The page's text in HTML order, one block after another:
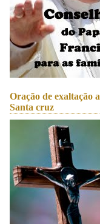
Oração de exaltação a
Santa cruz